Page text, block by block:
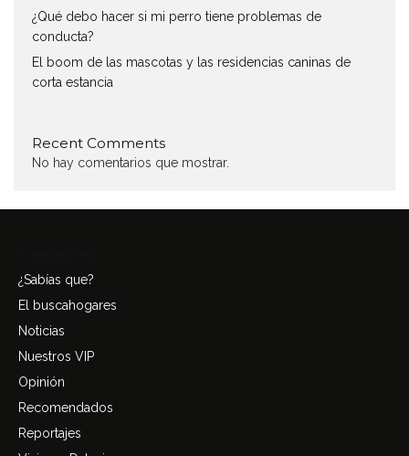
¿Qué debo hacer si mi perro tiene problemas de
conducta?
El boom de las mascotas y las residencias caninas de
corta estancia
Recent Comments
No hay comentarios que mostrar.
¿Sabías que?
El buscahogares
Noticias
Nuestros VIP
Opinión
Recomendados
Reportajes